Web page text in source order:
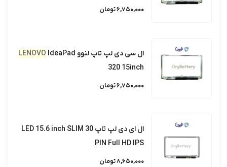
6,750,000 تومان
ال سی دی لپ تاپ لنوو LENOVO IdeaPad
320 15inch
6,750,000 تومان
ال ای دی لپ تاپ LED 15.6 inch SLIM 30
PIN Full HD IPS
8,650,000 تومان